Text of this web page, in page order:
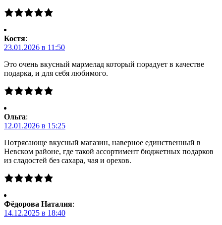
Костя:
23.01.2026 в 11:50
Это очень вкусный мармелад который порадует в качестве
подарка, и для себя любимого.
Ольга:
12.01.2026 в 15:25
Потрясающе вкусный магазин, наверное единственный в
Невском районе, где такой ассортимент бюджетных подарков
из сладостей без сахара, чая и орехов.
Фёдорова Наталия:
14.12.2025 в 18:40